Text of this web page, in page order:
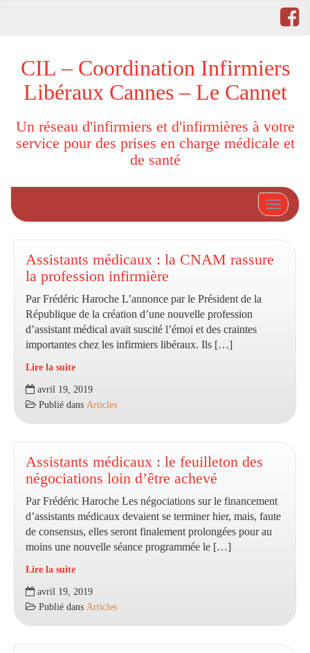
CIL – Coordination Infirmiers
Libéraux Cannes – Le Cannet
Un réseau d'infirmiers et d'infirmières à votre
service pour des prises en charge médicale et
de santé
Assistants médicaux : la CNAM rassure
la profession infirmière
Par Frédéric Haroche L’annonce par le Président de la
République de la création d’une nouvelle profession
d’assistant médical avait suscité l’émoi et des craintes
importantes chez les infirmiers libéraux. Ils […]
Lire la suite
médicaux
:
la
CNAM
rassure
profession
infirmière
avril 19, 2019
Publié dans Articles
Assistants médicaux : le feuilleton des
négociations loin d’être achevé
Par Frédéric Haroche Les négociations sur le financement
d’assistants médicaux devaient se terminer hier, mais, faute
de consensus, elles seront finalement prolongées pour au
moins une nouvelle séance programmée le […]
Lire la suite
médicaux
:
le
feuilleton
avril 19, 2019
Publié dans Articles